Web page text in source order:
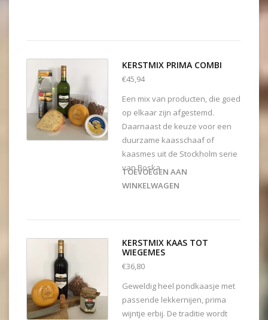
KERSTMIX PRIMA COMBI
TOEVOEGEN AAN
WINKELWAGEN
€45,94
Een mix van producten, die goed
op elkaar zijn afgestemd.
Daarnaast de keuze voor een
duurzame kaasschaaf of
kaasmes uit de Stockholm serie
van Boska.
KERSTMIX KAAS TOT
WIEGEMES
€36,80
Geweldig heel pondkaasje met
passende lekkernijen, prima
wijntje erbij. De traditie wordt